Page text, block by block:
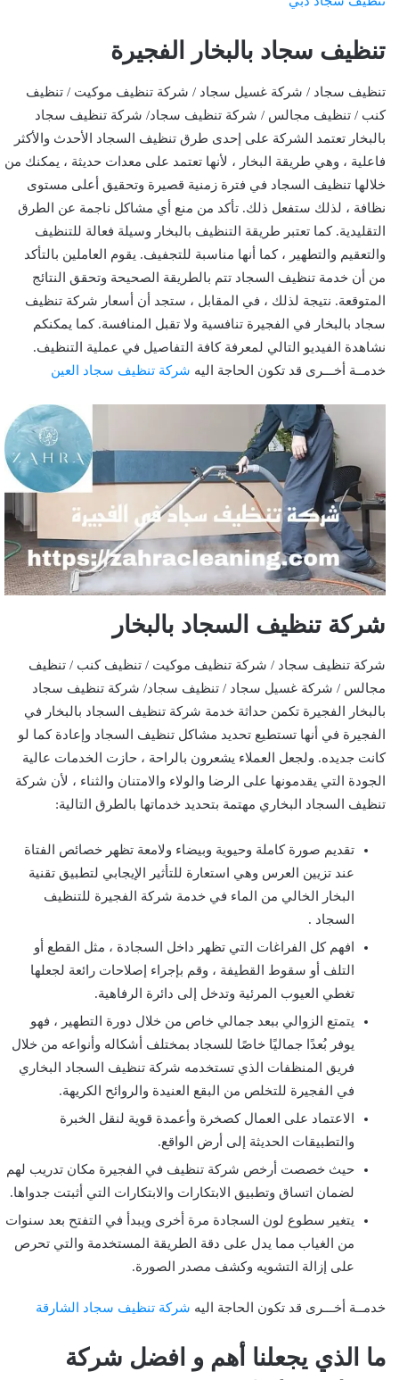
تنظيف سجاد بالبخار الفجيرة
تنظيف سجاد / شركة غسيل سجاد / شركة تنظيف موكيت / تنظيف
كنب / تنظيف مجالس / شركة تنظيف سجاد/ شركة تنظيف سجاد
بالبخار تعتمد الشركة على إحدى طرق تنظيف السجاد الأحدث والأكثر
فاعلية ، وهي طريقة البخار ، لأنها تعتمد على معدات حديثة ، يمكنك من
خلالها تنظيف السجاد في فترة زمنية قصيرة وتحقيق أعلى مستوى
نظافة ، لذلك ستفعل ذلك. تأكد من منع أي مشاكل ناجمة عن الطرق
التقليدية. كما تعتبر طريقة التنظيف بالبخار وسيلة فعالة للتنظيف
والتعقيم والتطهير ، كما أنها مناسبة للتجفيف. يقوم العاملين بالتأكد
من أن خدمة تنظيف السجاد تتم بالطريقة الصحيحة وتحقق النتائج
المتوقعة. نتيجة لذلك ، في المقابل ، ستجد أن أسعار شركة تنظيف
سجاد بالبخار في الفجيرة تنافسية ولا تقبل المنافسة. كما يمكنكم
نشاهدة الفيديو التالي لمعرفة كافة التفاصيل في عملية التنظيف.
خدمــة أخـــرى قد تكون الحاجة اليه شركة تنظيف سجاد العين
شركة تنظيف السجاد بالبخار
شركة تنظيف سجاد / شركة تنظيف موكيت / تنظيف كنب / تنظيف
مجالس / شركة غسيل سجاد / تنظيف سجاد/ شركة تنظيف سجاد
بالبخار الفجيرة تكمن حداثة خدمة شركة تنظيف السجاد بالبخار في
الفجيرة في أنها تستطيع تحديد مشاكل تنظيف السجاد وإعادة كما لو
كانت جديده. ولجعل العملاء يشعرون بالراحة ، حازت الخدمات عالية
الجودة التي يقدمونها على الرضا والولاء والامتنان والثناء ، لأن شركة
تنظيف السجاد البخاري مهتمة بتحديد خدماتها بالطرق التالية:
تقديم صورة كاملة وحيوية وبيضاء ولامعة تظهر خصائص الفتاة
عند تزيين العرس وهي استعارة للتأثير الإيجابي لتطبيق تقنية
البخار الخالي من الماء في خدمة شركة الفجيرة للتنظيف
السجاد .
افهم كل الفراغات التي تظهر داخل السجادة ، مثل القطع أو
التلف أو سقوط القطيفة ، وقم بإجراء إصلاحات رائعة لجعلها
تغطي العيوب المرئية وتدخل إلى دائرة الرفاهية.
يتمتع الزوالي ببعد جمالي خاص من خلال دورة التطهير ، فهو
يوفر بُعدًا جماليًا خاصًا للسجاد بمختلف أشكاله وأنواعه من خلال
فريق المنظفات الذي تستخدمه شركة تنظيف السجاد البخاري
في الفجيرة للتخلص من البقع العنيدة والروائح الكريهة.
الاعتماد على العمال كصخرة وأعمدة قوية لنقل الخبرة
والتطبيقات الحديثة إلى أرض الواقع.
حيث خصصت أرخص شركة تنظيف في الفجيرة مكان تدريب لهم
لضمان اتساق وتطبيق الابتكارات والابتكارات التي أثبتت جدواها.
يتغير سطوع لون السجادة مرة أخرى ويبدأ في التفتح بعد سنوات
من الغياب مما يدل على دقة الطريقة المستخدمة والتي تحرص
على إزالة التشويه وكشف مصدر الصورة.
خدمــة أخـــرى قد تكون الحاجة اليه شركة تنظيف سجاد الشارقة
ما الذي يجعلنا أهم و افضل شركة